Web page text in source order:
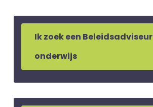
Ik zoek een Beleidsadviseur
onderwijs